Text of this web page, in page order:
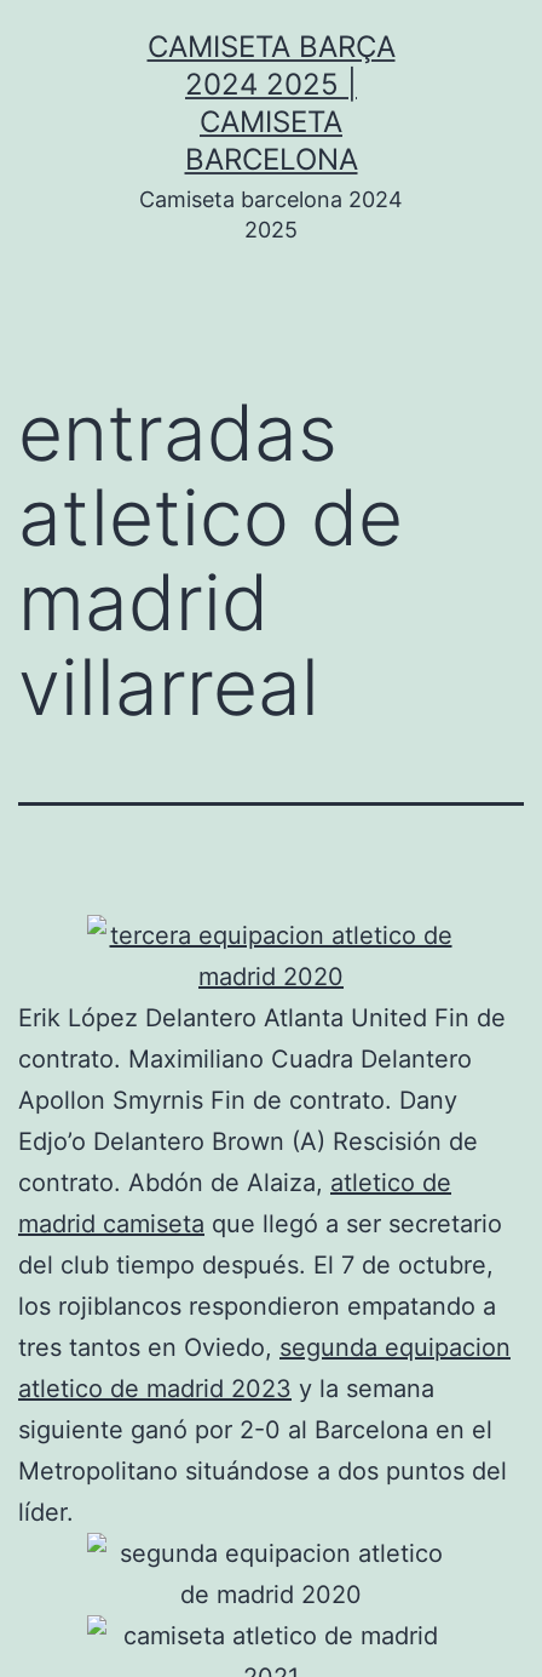
CAMISETA BARÇA
2024 2025 |
CAMISETA
BARCELONA
Camiseta barcelona 2024
2025
entradas
atletico de
madrid
villarreal
Erik López Delantero Atlanta United Fin de
contrato. Maximiliano Cuadra Delantero
Apollon Smyrnis Fin de contrato. Dany
Edjo’o Delantero Brown (A) Rescisión de
contrato. Abdón de Alaiza, atletico de
madrid camiseta que llegó a ser secretario
del club tiempo después. El 7 de octubre,
los rojiblancos respondieron empatando a
tres tantos en Oviedo, segunda equipacion
atletico de madrid 2023 y la semana
siguiente ganó por 2-0 al Barcelona en el
Metropolitano situándose a dos puntos del
líder.